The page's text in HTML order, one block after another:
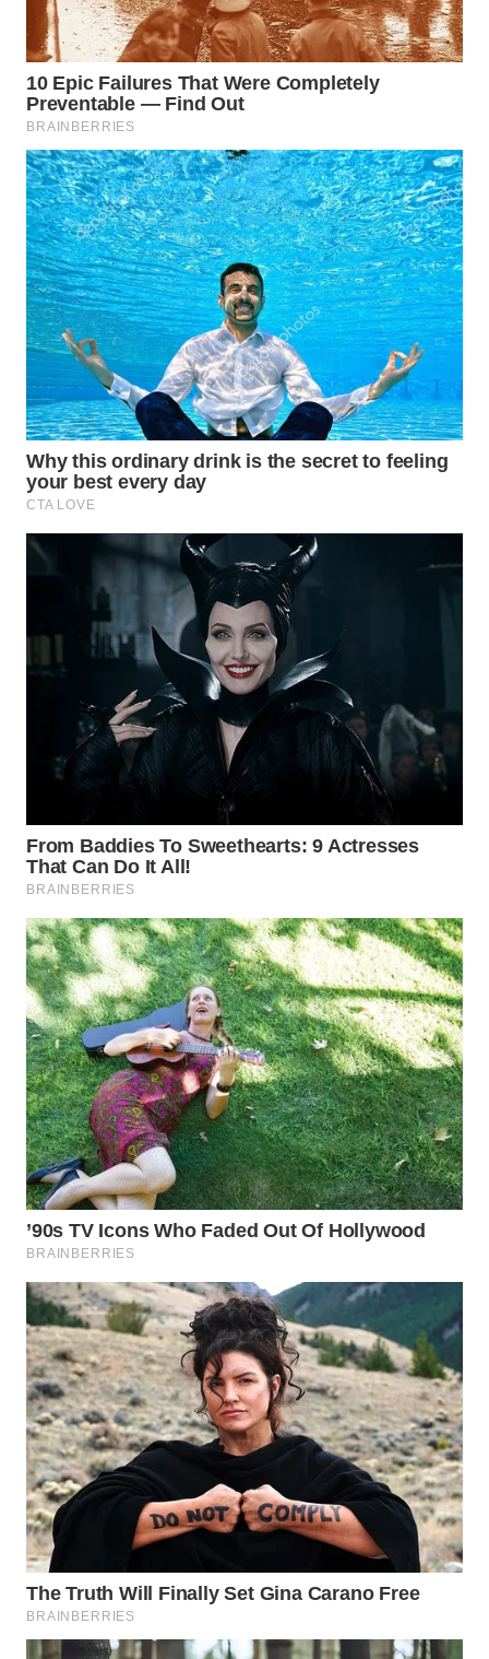
WN
PAKPAK
WN
KARAWANG
WN
BEKASI
WN
BOGOR
WN
DEPOK
WN
TAPANULI
UTARA
PADANG
LAWAS
WN
SUMEDANG
WN
KEPULAUAN
SERIBU
WN
TANGERANG
WN
BINJAI
WN
CIREBON
WN
INDRAMAYU
WN
KUNINGAN
WN
MAJALENGKA
WN
SUBANG
SUKABUMI
WN
PURWAKARTA